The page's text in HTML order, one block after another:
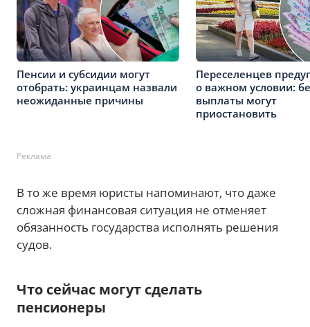
Пенсии и субсидии могут
отобрать: украинцам назвали
неожиданные причины
Переселенцев
о важном условии:
выплаты могут
приостановить
Реклама
В то же время юристы напоминают, что даже
сложная финансовая ситуация не отменяет
обязанность государства исполнять решения
судов.
Что сейчас могут сделать
пенсионеры